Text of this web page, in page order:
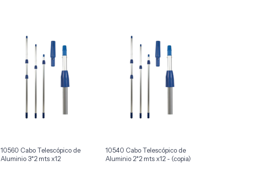
10560 Cabo Telescópico de
Aluminio 3*2 mts x12
10540 Cabo Telescópico de
Aluminio 2*2 mts x12 - (copia)